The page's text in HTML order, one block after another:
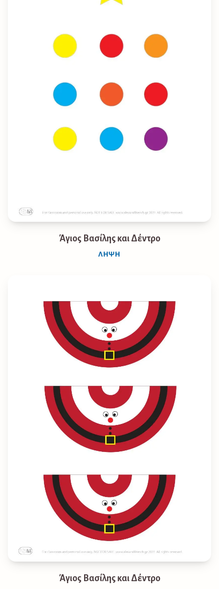
Άγιος Βασίλης και Δέντρο
ΛΉΨΗ
Άγιος Βασίλης και Δέντρο